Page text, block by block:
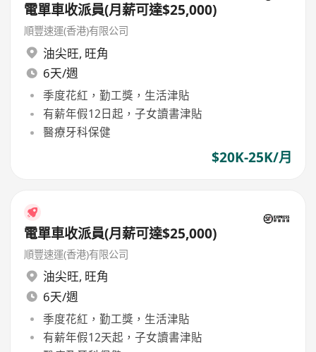
電單車收派員(月薪可達$25,000)
順豐速運(香港)有限公司
油尖旺, 旺角
6天/週
季度花紅，勤工獎，生活津貼
有薪年假12日起，子女讀書津貼
醫療牙科保健
$20K-25K/月
電單車收派員(月薪可達$25,000)
順豐速運(香港)有限公司
油尖旺, 旺角
6天/週
季度花紅，勤工獎，生活津貼
有薪年假12天起，子女讀書津貼